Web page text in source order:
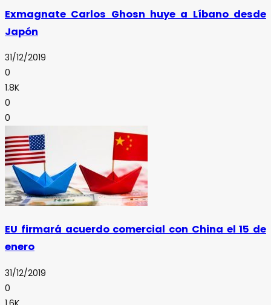
Exmagnate Carlos Ghosn huye a Líbano desde
Japón
31/12/2019
0
1.8K
0
0
EU firmará acuerdo comercial con China el 15 de
enero
31/12/2019
0